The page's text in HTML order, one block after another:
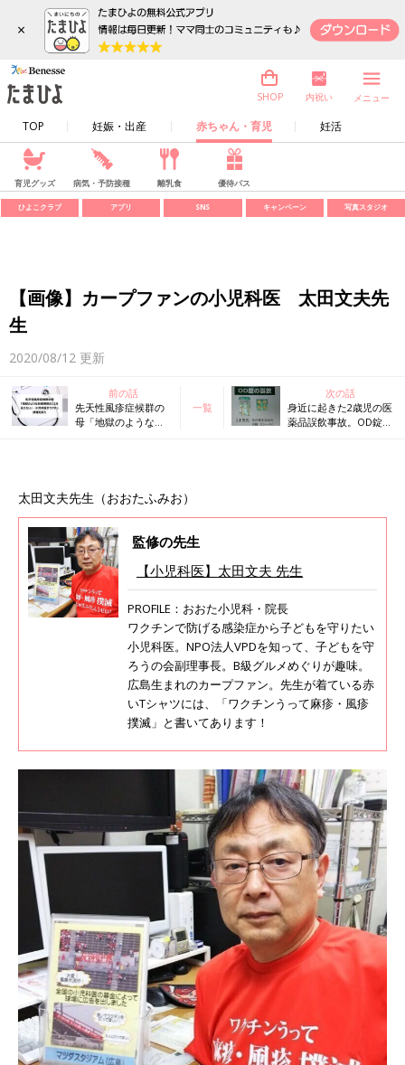
×
TOP 妊娠・出産 赤ちゃん・育児 妊活
SHOP 内祝い メニュー
育児グッズ 病気・予防接種 離乳食 優待パス
ひよこクラブ アプリ SNS キャンペーン 写真スタジオ
【画像】カープファンの小児科医 太田文夫先
生
2020/08/12 更新
前の話
先天性風疹症候群の
母「地獄のような妊
一覧
次の話
身近に起きた2歳児の医
薬品誤飲事故。OD錠は
太田文夫先生（おおたふみお）
監修の先生
【小児科医】太田文夫 先生
PROFILE：おおた小児科・院長
ワクチンで防げる感染症から子どもを守りたい
小児科医。NPO法人VPDを知って、子どもを守
ろうの会副理事長。B級グルメめぐりが趣味。
広島生まれのカープファン。先生が着ている赤
いTシャツには、「ワクチンうって麻疹・風疹
撲滅」と書いてあります！